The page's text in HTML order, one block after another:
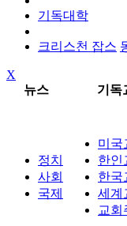
기독대학
크리스천 잡스
X
뉴스
기독
정치
사회
국제
미국
한인
한국
세계
교회